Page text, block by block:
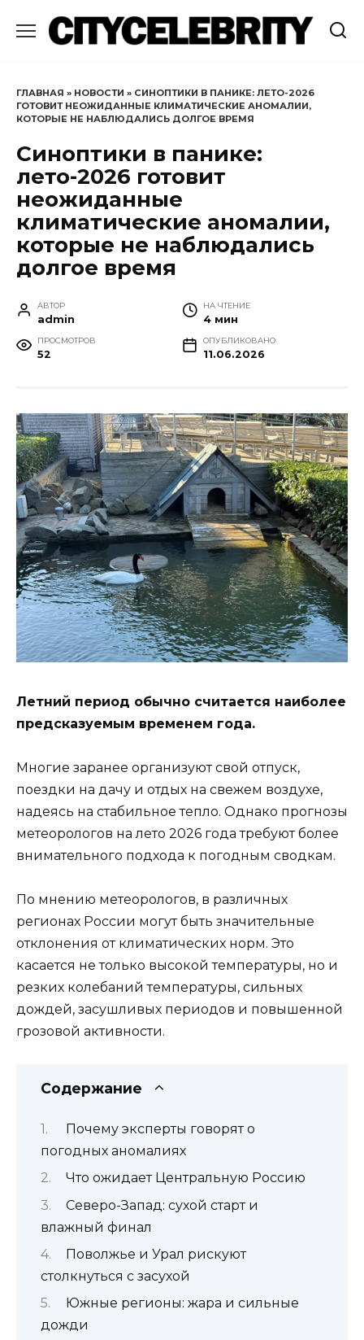
содержанию
ГЛАВНАЯ » НОВОСТИ » СИНОПТИКИ В ПАНИКЕ: ЛЕТО-2026
ГОТОВИТ НЕОЖИДАННЫЕ КЛИМАТИЧЕСКИЕ АНОМАЛИИ,
КОТОРЫЕ НЕ НАБЛЮДАЛИСЬ ДОЛГОЕ ВРЕМЯ
Синоптики в панике:
лето-2026 готовит
неожиданные
климатические аномалии,
которые не наблюдались
долгое время
АВТОР
admin
НА ЧТЕНИЕ
4 мин
ПРОСМОТРОВ
52
ОПУБЛИКОВАНО
11.06.2026
Летний период обычно считается наиболее
предсказуемым временем года.
Многие заранее организуют свой отпуск,
поездки на дачу и отдых на свежем воздухе,
надеясь на стабильное тепло. Однако прогнозы
метеорологов на лето 2026 года требуют более
внимательного подхода к погодным сводкам.
По мнению метеорологов, в различных
регионах России могут быть значительные
отклонения от климатических норм. Это
касается не только высокой температуры, но и
резких колебаний температуры, сильных
дождей, засушливых периодов и повышенной
грозовой активности.
Содержание
Почему эксперты говорят о
погодных аномалиях
Что ожидает Центральную Россию
Северо-Запад: сухой старт и
влажный финал
Поволжье и Урал рискуют
столкнуться с засухой
Южные регионы: жара и сильные
дожди